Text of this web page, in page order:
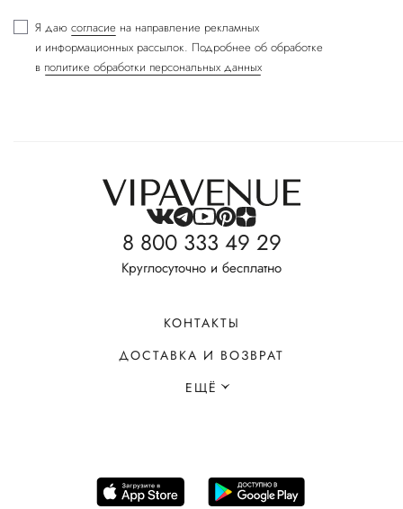
Я даю согласие на направление рекламных
и информационных рассылок. Подробнее об обработке
в политике обработки персональных данных
8 800 333 49 29
Круглосуточно и бесплатно
КОНТАКТЫ
ДОСТАВКА И ВОЗВРАТ
ЕЩЁ